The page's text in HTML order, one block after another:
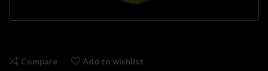
Compare Add to wishlist